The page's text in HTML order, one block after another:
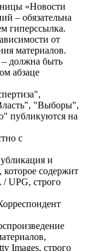
«Новости
– обязательна
гиперссылка.
от
материалов.
– должна быть
абзаце
"Выборы",
публикуются на
с
и
содержит
UPG, строго
Images, строго